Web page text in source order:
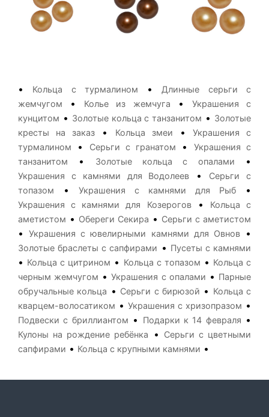
• Кольца с турмалином •Длинные серьги с
жемчугом
• Колье из жемчуга •
Украшения с
кунцитом • Золотые кольца с танзанитом • Золотые
кресты на заказ
• Кольца змеи • Украшения с
турмалином
• Серьги с гранатом •
Украшения с
танзанитом
• Золотые кольца с опалами •
Украшения с камнями для Водолеев •
Серьги с
топазом
• Украшения с камнями для Рыб •
Украшения с камнями для Козерогов•
Кольца с
аметистом • Обереги Секира • Серьги с аметистом
•Украшения с ювелирными камнями для Овнов•
Золотые браслеты с сапфирами • Пусеты с камнями
• Кольца с цитрином • Кольца с топазом • Кольца с
черным жемчугом •Украшения с опалами • Парные
обручальные кольца • Серьги с бирюзой • Кольца с
кварцем-волосатиком • Украшения с хризопразом •
Подвески с бриллиантом • Подарки к 14 февраля •
Кулоны на рождение ребёнка •
Серьги с цветными
сапфирами • Кольца с крупными камнями •